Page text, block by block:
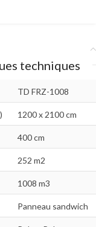
techniques
TD FRZ-1008
1200 x 2100 cm
400 cm
252 m2
1008 m3
Panneau sandwich